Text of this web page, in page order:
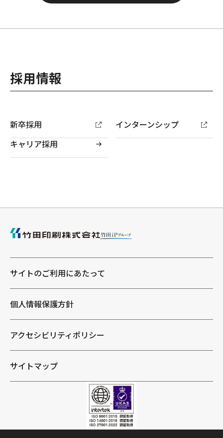
採用情報
新卒採用
インターンシップ
キャリア採用
サイトのご利用にあたって
個人情報保護方針
アクセシビリティポリシー
サイトマップ